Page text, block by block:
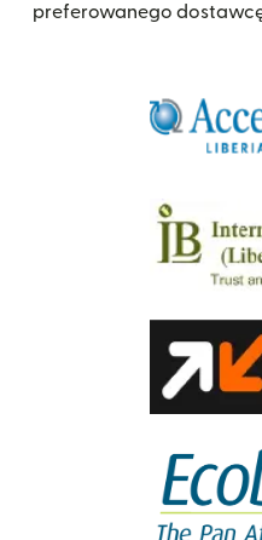
preferowanego